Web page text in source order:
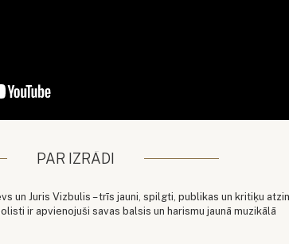
PAR IZRĀDI
un Juris Vizbulis – trīs jauni, spilgti, publikas un kritiķu
ir apvienojuši savas balsis un harismu jaunā muzikālā